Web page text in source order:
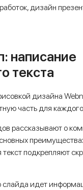
дизайн
написание
текста
дизайна
часть для
рассказывают о
подкрепляют
слайда идет